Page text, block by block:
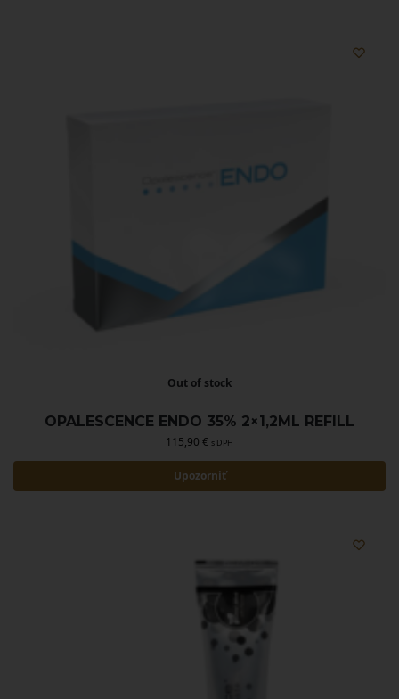
Out of stock
OPALESCENCE ENDO 35% 2×1,2ML REFILL
115,90 € s DPH
Upozorniť